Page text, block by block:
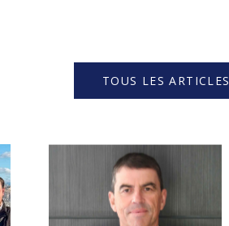
TOUS LES ARTICLES